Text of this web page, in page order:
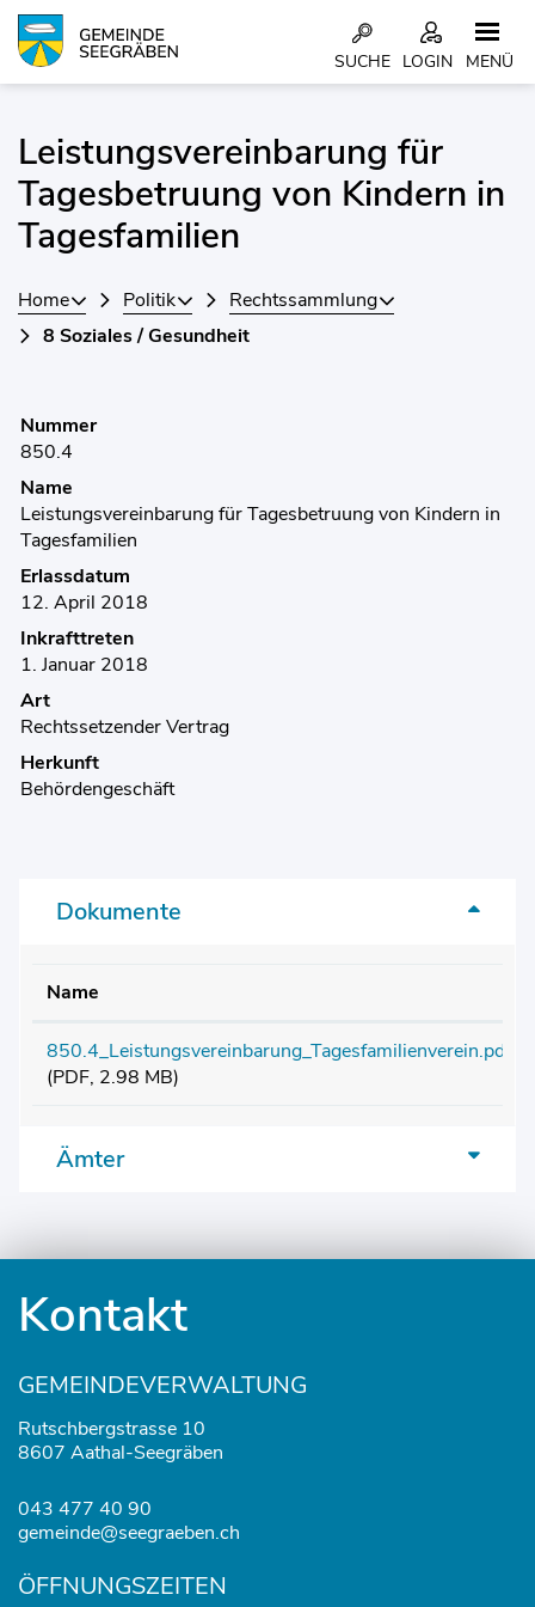
Kopfzeile
LOGIN
SUCHE MENÜ
Leistungsvereinbarung für
Tagesbetruung von Kindern in
Tagesfamilien
Home Politik
Rechtssammlung
8 Soziales / Gesundheit
Nummer
850.4
Name
Leistungsvereinbarung für Tagesbetruung von Kindern in
Tagesfamilien
Erlassdatum
12. April 2018
Inkrafttreten
1. Januar 2018
Art
Rechtssetzender Vertrag
Herkunft
Behördengeschäft
Zugehörige Objekte
Dokumente
Name
850.4_Leistungsvereinbarung_Tagesfamilienverein.pdf
(PDF, 2.98 MB)
Ämter
Kontakt
GEMEINDEVERWALTUNG
Rutschbergstrasse 10
8607 Aathal-Seegräben
043 477 40 90
gemeinde@seegraeben.ch
ÖFFNUNGSZEITEN